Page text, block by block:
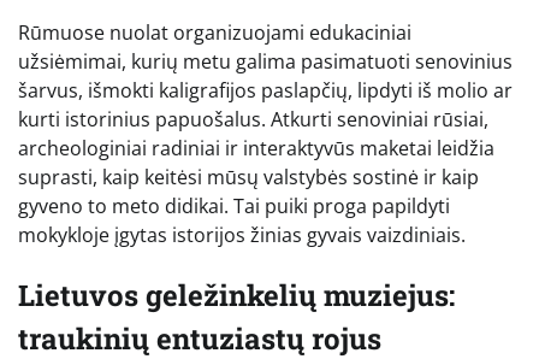
Rūmuose nuolat organizuojami edukaciniai
užsiėmimai, kurių metu galima pasimatuoti senovinius
šarvus, išmokti kaligrafijos paslapčių, lipdyti iš molio ar
kurti istorinius papuošalus. Atkurti senoviniai rūsiai,
archeologiniai radiniai ir interaktyvūs maketai leidžia
suprasti, kaip keitėsi mūsų valstybės sostinė ir kaip
gyveno to meto didikai. Tai puiki proga papildyti
mokykloje įgytas istorijos žinias gyvais vaizdiniais.
Lietuvos geležinkelių muziejus:
traukinių entuziastų rojus